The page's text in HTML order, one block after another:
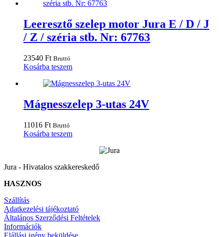
Leeresztő szelep motor Jura E / D / J
/ Z / széria stb. Nr: 67763
23540 Ft Bruttó
Kosárba teszem
Mágnesszelep 3-utas 24V
11016 Ft Bruttó
Kosárba teszem
Jura - Hivatalos szakkereskedő
HASZNOS
Szállítás
Adatkezelési tájékoztató
Általános Szerződési Feltételek
Információk
Elállási igény beküldése